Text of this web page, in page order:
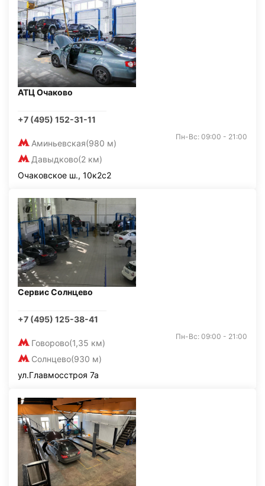
АТЦ Очаково
+7 (495) 152-31-11
Аминьевская(980 м)
Давыдково(2 км)
Пн-Вс: 09:00 - 21:00
Очаковское ш., 10к2с2
Сервис Солнцево
+7 (495) 125-38-41
Говорово(1,35 км)
Солнцево(930 м)
Пн-Вс: 09:00 - 21:00
ул.Главмосстроя 7а